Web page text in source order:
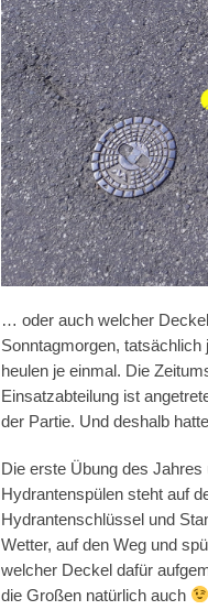
… oder auch welcher
Sonntagmorgen,
heulen je einmal. Die
Einsatzabteilung ist
der Partie. Und deshalb
Die erste Übung des Jahres
Hydrantenspülen steht auf
Hydrantenschlüssel und
Wetter, auf den Weg und
welcher Deckel dafür
die Großen natürlich auch